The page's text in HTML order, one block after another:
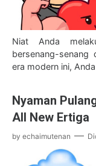
Niat Anda
bersenang-senang
era modern ini,
Nyaman
All New Ertiga
by echaimutenan